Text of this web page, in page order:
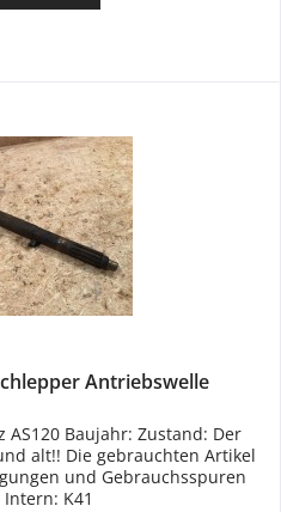
Antriebswelle
AS120 Baujahr: Zustand: Der
alt!! Die gebrauchten Artikel
und Gebrauchsspuren
K41